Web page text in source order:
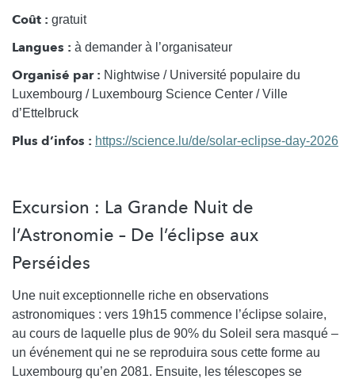
Coût : gratuit
Langues : à demander à l’organisateur
Organisé par : Nightwise / Université populaire du
Luxembourg / Luxembourg Science Center / Ville
d’Ettelbruck
Plus d’infos : https://science.lu/de/solar-eclipse-day-2026
Excursion : La Grande Nuit de
l’Astronomie – De l’éclipse aux
Perséides
Une nuit exceptionnelle riche en observations
astronomiques : vers 19h15 commence l’éclipse solaire,
au cours de laquelle plus de 90% du Soleil sera masqué –
un événement qui ne se reproduira sous cette forme au
Luxembourg qu’en 2081. Ensuite, les télescopes se